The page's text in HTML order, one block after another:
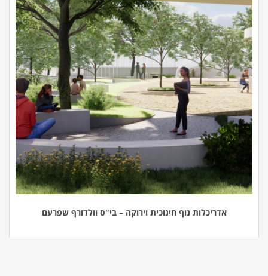
אדריכלות נוף חינוכית וירוקה – בי"ס וולדורף שפרעם